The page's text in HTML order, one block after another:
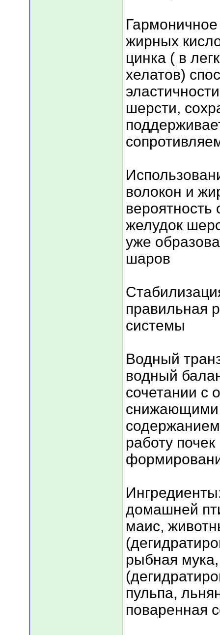
жирных
цинка ( в
хелатов)
шерсти,
волокон и
желудок
уже
шаров
правильная
системы
Водный
водный
сочетании с
снижающими
работу
домашней
маис,
рыбная
пульпа,
поваренная